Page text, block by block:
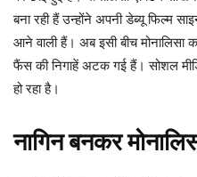
बना रही हैं उन्होंने अपनी डेब्यू फिल्म
आने वाली हैं। अब इसी बीच
फैंस की निगाहें अटक गई हैं। सोशल
हो रहा है।
नागिन बनकर